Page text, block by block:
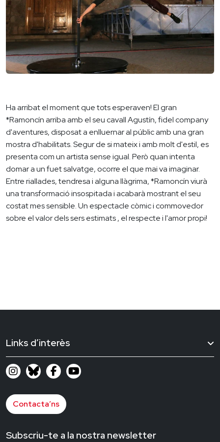
Ha arribat el moment que tots esperaven! El gran
*Ramoncín arriba amb el seu cavall Agustín, fidel company
d'aventures, disposat a enlluernar al públic amb una gran
mostra d'habilitats. Segur de si mateix i amb molt d'estil, es
presenta com un artista sense igual. Però quan intenta
domar a un fuet salvatge, ocorre el que mai va imaginar.
Entre riallades, tendresa i alguna llàgrima, *Ramoncín viurà
una transformació insospitada i acabarà mostrant el seu
costat mes sensible. Un espectacle còmic i commovedor
sobre el valor dels sers estimats , el respecte i l'amor propi!
Links d’interès
Contacta’ns
Subscriu-te a la nostra newsletter